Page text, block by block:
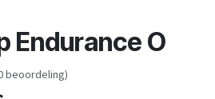
Endurance O
beoordeling)